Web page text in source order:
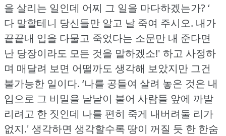
을 살리는 일인데 어찌 그 일을 마다하겠는가?‘
다 말할테니 당신들만 알고 날 죽여 주시오. 내가
끝끝내 입을 다물고 죽었다는 소문만 내 준다면
난 당장이라도 모든 것을 말하겠소!' 하고 사정하
며 매달려 보면 어떨까도 생각해 보았지만 그건
불가능한 일이다. ‘나를 공들여 살려 놓은 것은 내
입으로 그 비밀을 낱낱이 불어 사람들 앞에 까발
리려고 한 짓인데 나를 편히 죽게 내버려둘 리가
없지.' 생각하면 생각할수록 땅이 꺼질 듯 한 한숨